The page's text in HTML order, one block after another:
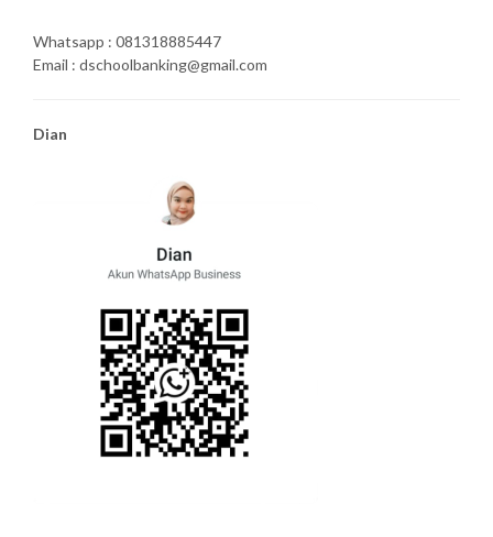
Whatsapp : 081318885447
Email : dschoolbanking@gmail.com
Dian